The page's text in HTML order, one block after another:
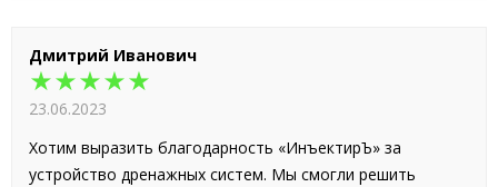
Дмитрий Иванович
★★★★★
23.06.2023
Хотим выразить благодарность «ИнъектирЪ» за
устройство дренажных систем. Мы смогли решить